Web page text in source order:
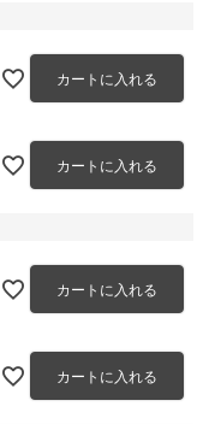
カートに入れる
カートに入れる
カートに入れる
カートに入れる